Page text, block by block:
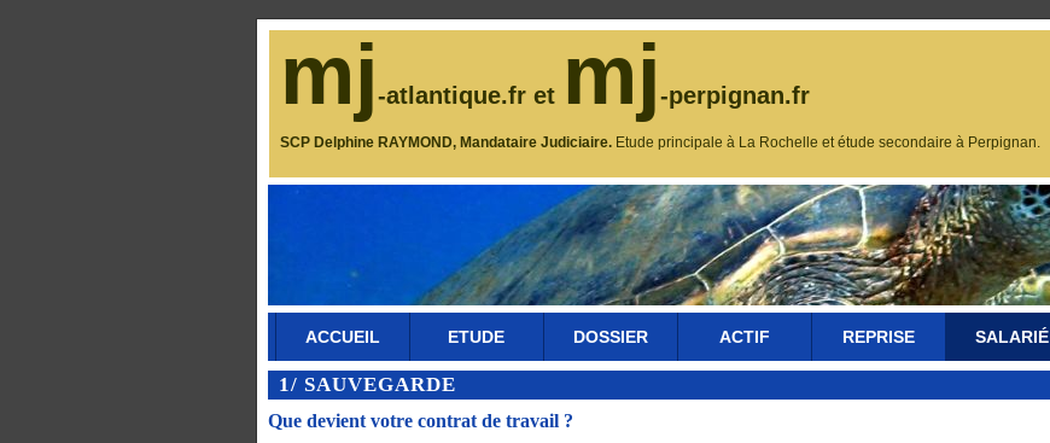
mj-atlantique.fr et mj-perpignan.fr
SCP Delphine RAYMOND, Mandataire Judiciaire. Etude principale à La Rochelle et étude secondaire à Perpignan.
ACCUEIL ETUDE DOSSIER ACTIF REPRISE SALARIÉ
1/ SAUVEGARDE
Que devient votre contrat de travail ?